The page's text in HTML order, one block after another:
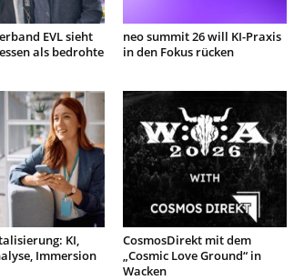
EVL sieht
als bedrohte
neo summit 26 will KI-Praxis
in den Fokus rücken
KI,
Immersion
CosmosDirekt mit dem
„Cosmic Love Ground“ in
Wacken